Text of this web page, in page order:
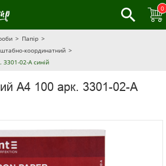
0
Папір
координатний
3301-02-А синій
А4 100 арк. 3301-02-А